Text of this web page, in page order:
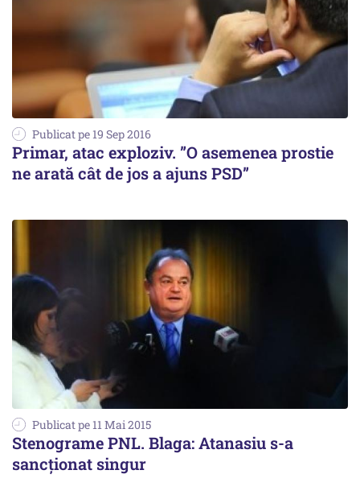
Publicat pe 19 Sep 2016
Primar, atac exploziv. ”O asemenea prostie
ne arată cât de jos a ajuns PSD”
Publicat pe 11 Mai 2015
Stenograme PNL. Blaga: Atanasiu s-a
sancționat singur